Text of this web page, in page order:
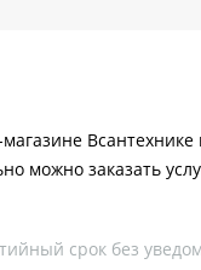
Всантехнике
можно заказать
срок без